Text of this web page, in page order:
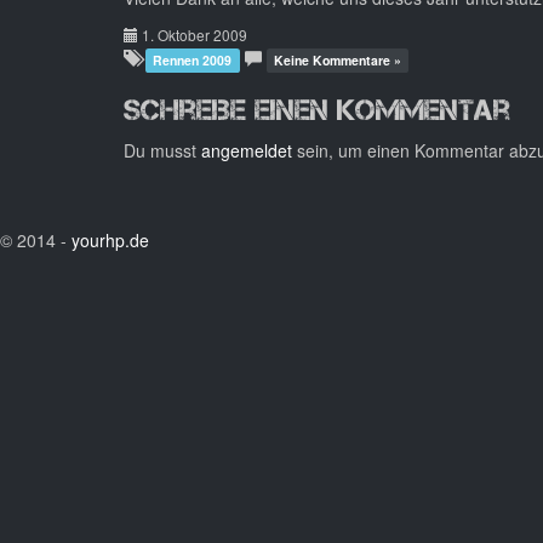
1. Oktober 2009
Rennen 2009 Keine Kommentare »
Schreibe einen Kommentar
Du musst angemeldet sein, um einen Kommentar
© 2014 - yourhp.de